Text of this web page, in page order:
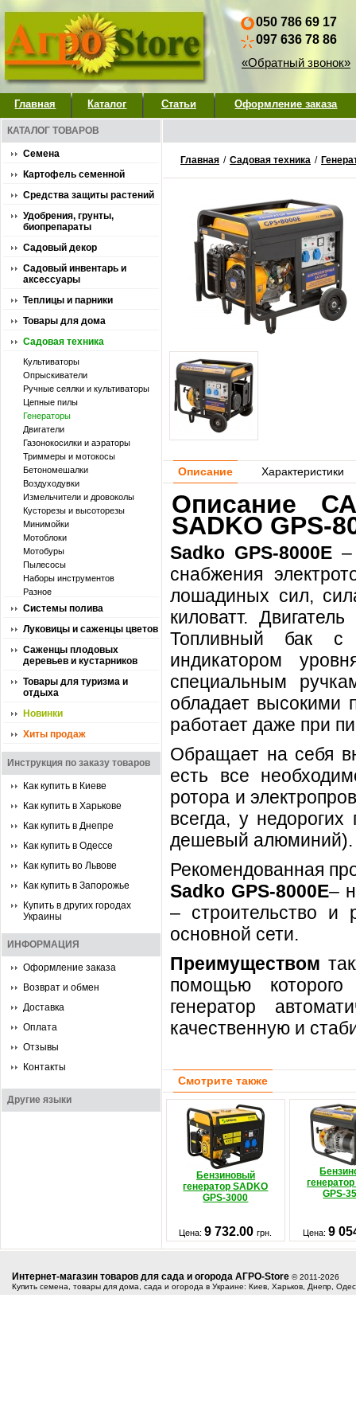
050 786 69 17
097 636 78 86
«Обратный звонок»
Главная Каталог Статьи Оформление заказа
КАТАЛОГ ТОВАРОВ
Семена
Картофель семенной
Средства защиты растений
Удобрения, грунты,
биопрепараты
Садовый декор
Садовый инвентарь и
аксессуары
Теплицы и парники
Товары для дома
Садовая техника
Культиваторы
Опрыскиватели
Ручные сеялки и культиваторы
Цепные пилы
Генераторы
Двигатели
Газонокосилки и аэраторы
Триммеры и мотокосы
Бетономешалки
Воздуходувки
Измельчители и дровоколы
Кусторезы и высоторезы
Минимойки
Мотоблоки
Мотобуры
Пылесосы
Наборы инструментов
Разное
Системы полива
Луковицы и саженцы цветов
Саженцы плодовых
деревьев и кустарников
Товары для туризма и
отдыха
Новинки
Хиты продаж
Инструкция по заказу товаров
Как купить в Киеве
Как купить в Харькове
Как купить в Днепре
Как купить в Одессе
Как купить во Львове
Как купить в Запорожье
Купить в других городах
Украины
ИНФОРМАЦИЯ
Оформление заказа
Возврат и обмен
Доставка
Оплата
Отзывы
Контакты
Другие языки
Главная / Садовая техника /
Описание Характеристики
Описание
SADKO GPS-
Sadko GPS-8000E–
снабжения
лошадиных сил,
киловатт.
Топливный бак с
индикатором
специальным
обладает высокими
работает даже при
Обращает на себя
есть все
ротора и
всегда, у недорогих
дешевый алюминий).
Рекомендованная
Sadko GPS-8000E–
– строительство и
основной сети.
Преимуществом
помощью
генератор
качественную и
Смотрите также
Бензиновый
генератор SADKO
GPS-3000
GPS-
Цена:9 732.00грн. Цена: 9
Интернет-магазин товаров для сада и огорода АГРО-Store © 2011-2026
Купить семена, товары для дома, сада и огорода в Украине: Киев, Харьков, Днепр,